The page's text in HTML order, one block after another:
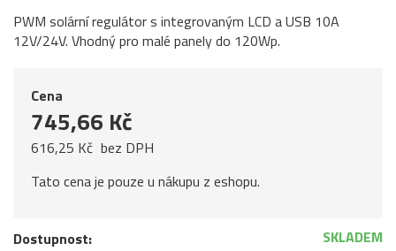
PWM solární regulátor s integrovaným LCD a USB 10A
12V/24V. Vhodný pro malé panely do 120Wp.
Cena
745,66 Kč
616,25 Kč bez DPH
Tato cena je pouze u nákupu z eshopu.
Dostupnost: SKLADEM